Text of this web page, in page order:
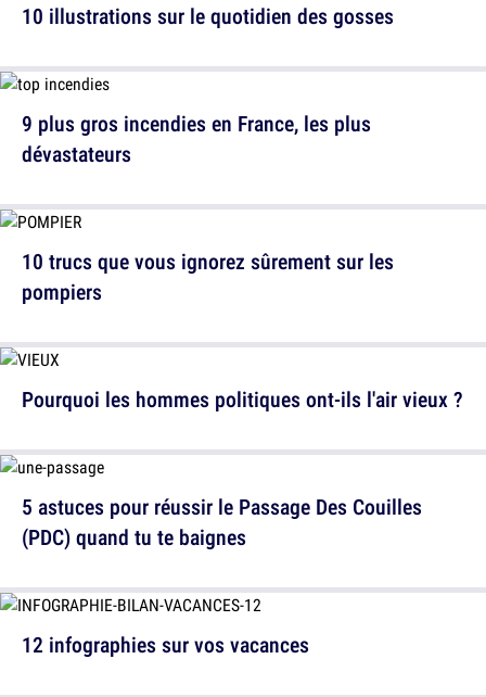
10 illustrations sur le quotidien des gosses
10 trucs que vous ignorez sûrement sur les
pompiers
5 astuces pour réussir le Passage Des Couilles
(PDC) quand tu te baignes
9 plus gros incendies en France, les plus
dévastateurs
Pourquoi les hommes politiques ont-ils l'air vieux ?
12 infographies sur vos vacances